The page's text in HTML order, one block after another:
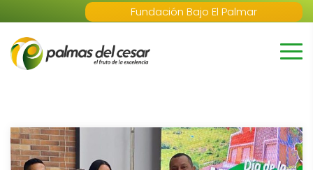
Fundación Bajo El Palmar